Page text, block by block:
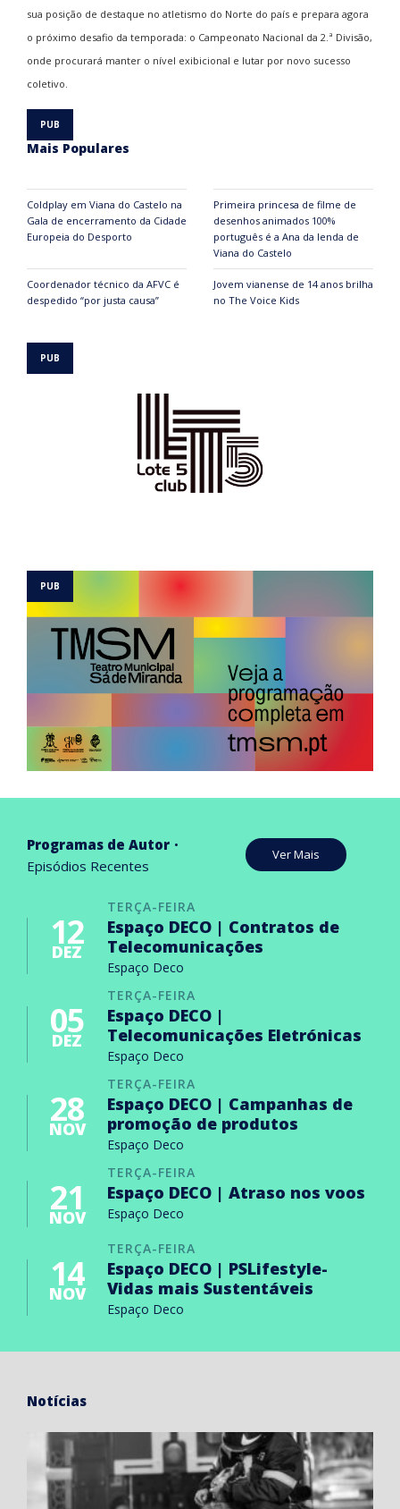
sua posição de destaque no atletismo do Norte do país e prepara agora
o próximo desafio da temporada: o Campeonato Nacional da 2.ª Divisão,
onde procurará manter o nível exibicional e lutar por novo sucesso
coletivo.
Mais Populares
Coldplay em Viana do Castelo na
Gala de encerramento da Cidade
Europeia do Desporto
Primeira princesa de filme de
desenhos animados 100%
português é a Ana da lenda de
Viana do Castelo
Coordenador técnico da AFVC é
despedido “por justa causa”
Jovem vianense de 14 anos brilha
no The Voice Kids
Programas de Autor
Episódios Recentes
Ver Mais
TERÇA-FEIRA
12
DEZ
Espaço DECO | Contratos de
Telecomunicações
Espaço Deco
TERÇA-FEIRA
05
DEZ
Espaço DECO |
Telecomunicações Eletrónicas
Espaço Deco
TERÇA-FEIRA
28
NOV
Espaço DECO | Campanhas de
promoção de produtos
Espaço Deco
TERÇA-FEIRA
21
NOV
Espaço DECO | Atraso nos voos
Espaço Deco
TERÇA-FEIRA
14
NOV
Espaço DECO | PSLifestyle-
Vidas mais Sustentáveis
Espaço Deco
Notícias